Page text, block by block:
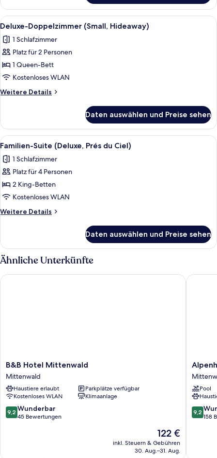
Doppelzimmer
Alle
Fotos
für
Deluxe-
Doppelzimmer
(Small,
Hideaway)
anzeigen
Ein Hotelzimmer mit Bett, Stuhl,
3
Deluxe-Doppelzimmer (Small, Hideaway)
1 Schlafzimmer
Platz für 2 Personen
1 Queen-Bett
Kostenloses WLAN
Weitere Details
Weitere
Doppelzimmer
(Small,
Hideaway)
Daten auswählen und Preise sehen
Alle
Fotos
für
Familien-
Suite
(Deluxe,
Prés
du
anzeigen
Ein Hotelzimmer mit einem großen
7
Familien-Suite (Deluxe, Prés du Ciel)
1 Schlafzimmer
Platz für 4 Personen
2 King-Betten
Kostenloses WLAN
Weitere Details
Weitere
Suite
(Deluxe,
Prés
Ciel)
Daten auswählen und Preise sehen
Ähnliche Unterkünfte
B&B
Hotel
Mittenwald
Mittenwald
B&B Hotel Mittenwald
Mittenwald
Haustiere erlaubt
Parkplätze verfügbar
Kostenloses WLAN
Klimaanlage
9.2
von
9,2 Wunderbar
45 Bewertungen
Der
Preis
beträgt
122 €
inkl. Steuern & Gebühren
30. Aug.–31. Aug.
B&B Hotel Mittenwald
Rieger
Pool
9.2
von
9,2
158